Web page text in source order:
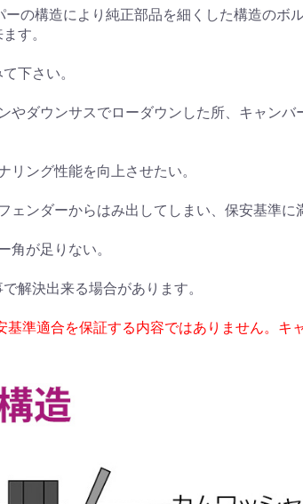
の構造により純正部品を細くした構造のボ
す。
下さい。
やダウンサスでローダウンした所、キャン
リング性能を向上させたい。
ェンダーからはみ出してしまい、保安基準に
角が足りない。
解決出来る場合があります。
準適合を保証する内容ではありません。キ